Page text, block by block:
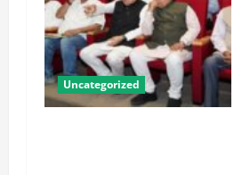
i
o
n Uncategorized